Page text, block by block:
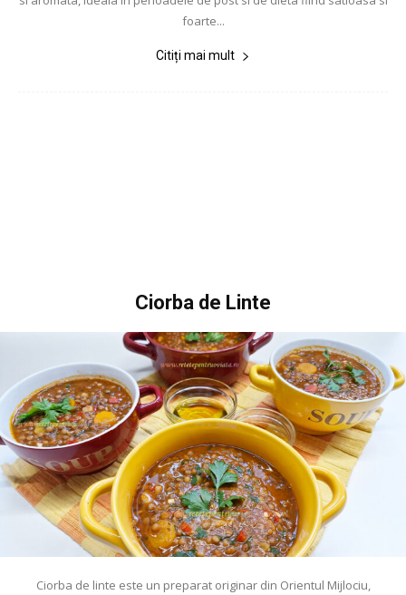
foarte...
Citiți mai mult
Ciorba de Linte
Ciorba de linte este un preparat originar din Orientul Mijlociu,